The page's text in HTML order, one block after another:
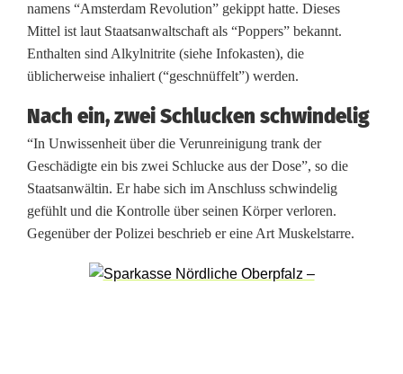
u
n
g
:
T
r
a
namens “Amsterdam Revolution” gekippt hatte. Dieses
Mittel ist laut Staatsanwaltschaft als “Poppers” bekannt.
Enthalten sind Alkylnitrite (siehe Infokasten), die
üblicherweise inhaliert (“geschnüffelt”) werden.
Nach ein, zwei Schlucken schwindelig
“In Unwissenheit über die Verunreinigung trank der
Geschädigte ein bis zwei Schlucke aus der Dose”, so die
Staatsanwältin. Er habe sich im Anschluss schwindelig
gefühlt und die Kontrolle über seinen Körper verloren.
Gegenüber der Polizei beschrieb er eine Art Muskelstarre.